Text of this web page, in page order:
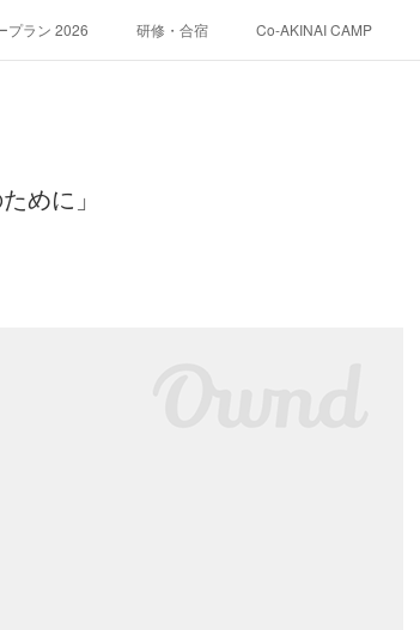
プラン 2026 研修・合宿 Co-AKINAI CAMP
めに」